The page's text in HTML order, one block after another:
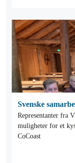
Svenske
Representanter fra
muligheter for et
CoCoast